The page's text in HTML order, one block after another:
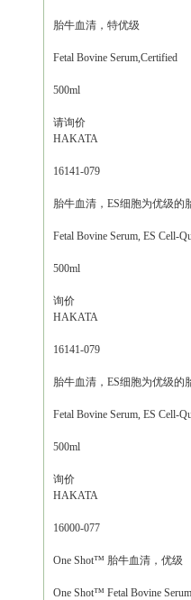
胎牛血清，特优级
Fetal Bovine Serum,Certified
500ml
请询价
HAKATA
16141-079
胎牛血清，ES细胞为优级的
Fetal Bovine Serum, ES Cell-
500ml
询价
HAKATA
16141-079
胎牛血清，ES细胞为优级的
Fetal Bovine Serum, ES Cell-
500ml
询价
HAKATA
16000-077
One Shot™ 胎牛血清，优级
One Shot™ Fetal Bovine